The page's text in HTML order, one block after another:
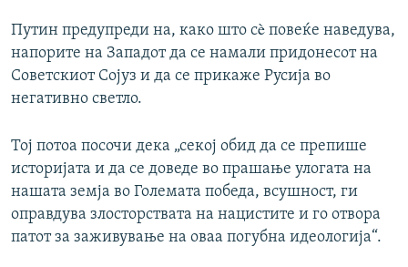
Путин предупреди на, како што сè повеќе наведува,
напорите на Западот да се намали придонесот на
Советскиот Сојуз и да се прикаже Русија во
негативно светло.
Тој потоа посочи дека „секој обид да се препише
историјата и да се доведе во прашање улогата на
нашата земја во Големата победа, всушност, ги
оправдува злосторствата на нацистите и го отвора
патот за заживување на оваа погубна идеологија“.